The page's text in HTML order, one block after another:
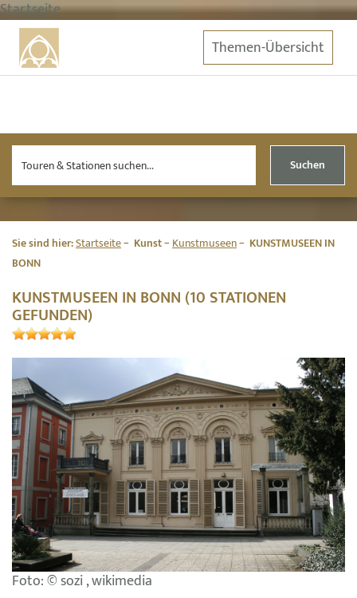
Startseite
Themen-Übersicht
Suchen
Sie sind hier:Startseite Kunst Kunstmuseen
KUNSTMUSEEN IN
BONN
KUNSTMUSEEN IN BONN (10 STATIONEN
GEFUNDEN)
Foto: © sozi , wikimedia